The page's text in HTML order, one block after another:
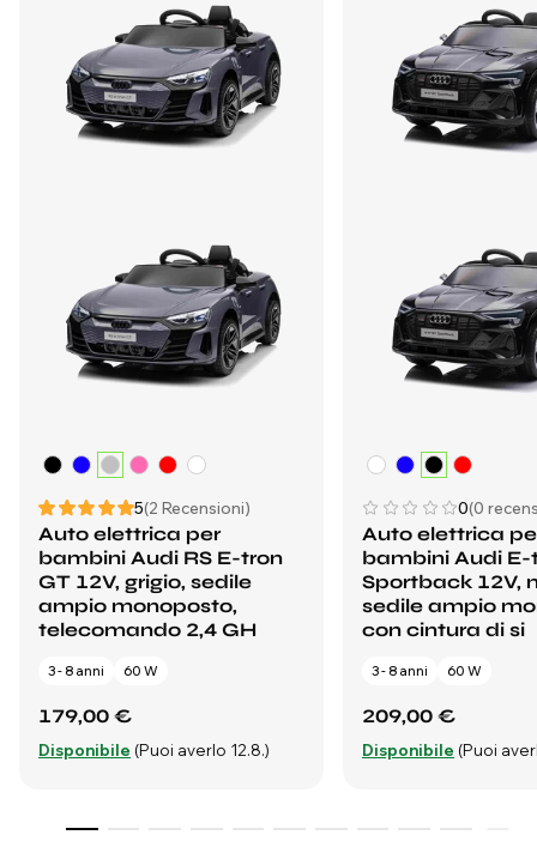
5(2 Recensioni)
Auto elettrica per
bambini Audi RS E-tron
GT 12V, grigio, sedile
ampio monoposto,
telecomando 2,4 GH
3 - 8 anni 60 W
179,00 €
Disponibile (Puoi averlo 12.8.)
0(0
Auto elettrica
bambini Audi E-
Sportback 12V,
sedile ampio
con cintura di si
3 - 8 anni 60 W
209,00 €
Disponibile (Puoi